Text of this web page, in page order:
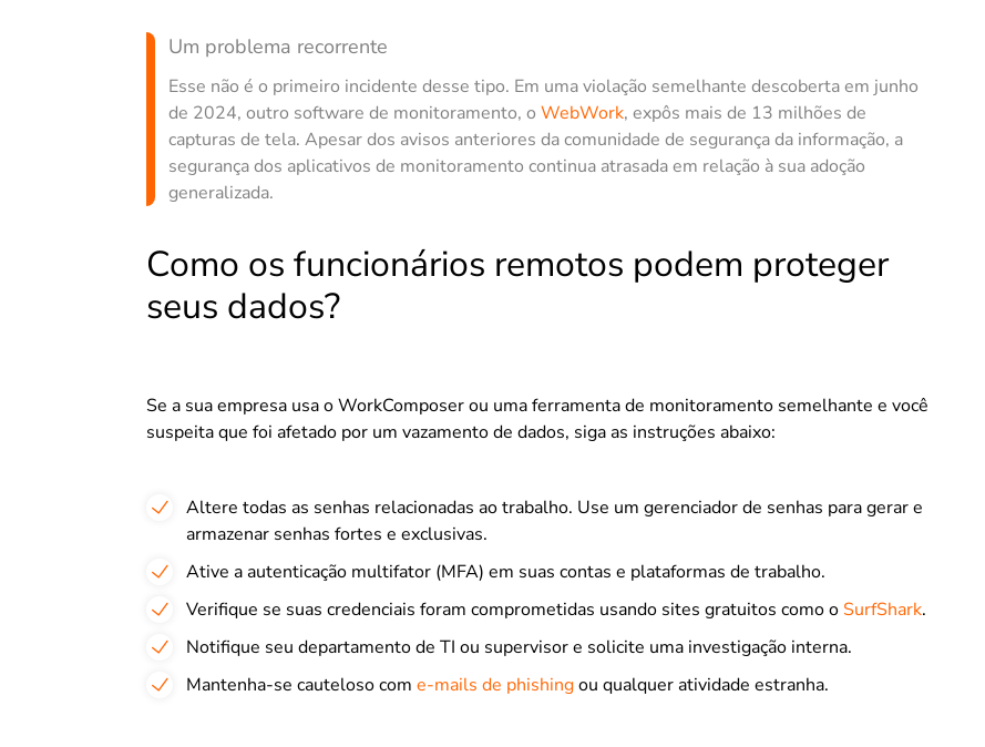
Um problema recorrente
Esse não é o primeiro incidente desse tipo. Em uma violação semelhante descoberta em junho
de 2024, outro software de monitoramento, o WebWork, expôs mais de 13 milhões de
capturas de tela. Apesar dos avisos anteriores da comunidade de segurança da informação, a
segurança dos aplicativos de monitoramento continua atrasada em relação à sua adoção
generalizada.
Como os funcionários remotos podem proteger
seus dados?
Se a sua empresa usa o WorkComposer ou uma ferramenta de monitoramento semelhante e você
suspeita que foi afetado por um vazamento de dados, siga as instruções abaixo:
Altere todas as senhas relacionadas ao trabalho. Use um gerenciador de senhas para gerar e
armazenar senhas fortes e exclusivas.
Ative a autenticação multifator (MFA) em suas contas e plataformas de trabalho.
Verifique se suas credenciais foram comprometidas usando sites gratuitos como o SurfShark.
Notifique seu departamento de TI ou supervisor e solicite uma investigação interna.
Mantenha-se cauteloso com e-mails de phishingou qualquer atividade estranha.